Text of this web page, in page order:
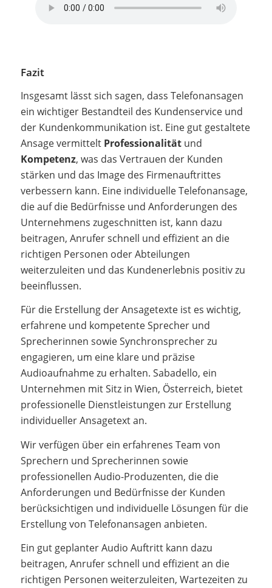
Fazit
Insgesamt lässt sich sagen, dass Telefonansagen
ein wichtiger Bestandteil des Kundenservice und
der Kundenkommunikation ist. Eine gut gestaltete
Ansage vermittelt Professionalitätund
Kompetenz, was das Vertrauen der Kunden
stärken und das Image des Firmenauftrittes
verbessern kann. Eine individuelle Telefonansage,
die auf die Bedürfnisse und Anforderungen des
Unternehmens zugeschnitten ist, kann dazu
beitragen, Anrufer schnell und effizient an die
richtigen Personen oder Abteilungen
weiterzuleiten und das Kundenerlebnis positiv zu
beeinflussen.
Für die Erstellung der Ansagetexte ist es wichtig,
erfahrene und kompetente Sprecher und
Sprecherinnen sowie Synchronsprecher zu
engagieren, um eine klare und präzise
Audioaufnahme zu erhalten. Sabadello, ein
Unternehmen mit Sitz in Wien, Österreich, bietet
professionelle Dienstleistungen zur Erstellung
individueller Ansagetext an.
Wir verfügen über ein erfahrenes Team von
Sprechern und Sprecherinnen sowie
professionellen Audio-Produzenten, die die
Anforderungen und Bedürfnisse der Kunden
berücksichtigen und individuelle Lösungen für die
Erstellung von Telefonansagen anbieten.
Ein gut geplanter Audio Auftritt kann dazu
beitragen, Anrufer schnell und effizient an die
richtigen Personen weiterzuleiten, Wartezeiten zu